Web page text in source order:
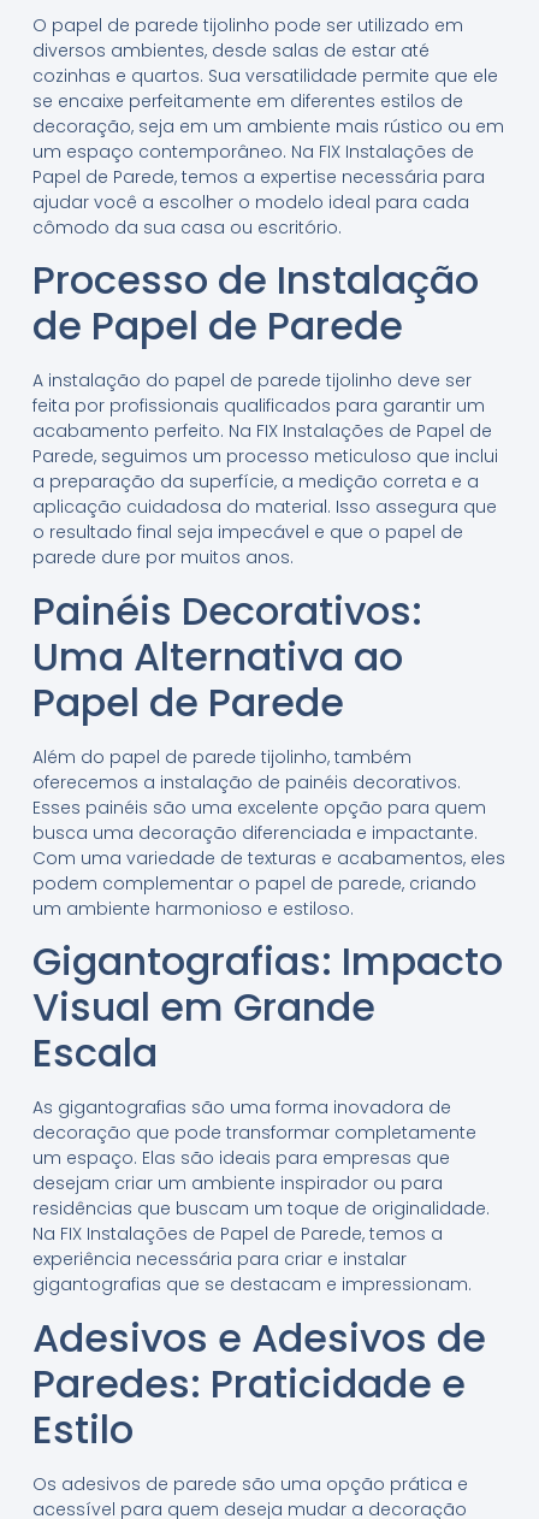
O papel de parede tijolinho pode ser utilizado em
diversos ambientes, desde salas de estar até
cozinhas e quartos. Sua versatilidade permite que ele
se encaixe perfeitamente em diferentes estilos de
decoração, seja em um ambiente mais rústico ou em
um espaço contemporâneo. Na FIX Instalações de
Papel de Parede, temos a expertise necessária para
ajudar você a escolher o modelo ideal para cada
cômodo da sua casa ou escritório.
Processo de Instalação
de Papel de Parede
A instalação do papel de parede tijolinho deve ser
feita por profissionais qualificados para garantir um
acabamento perfeito. Na FIX Instalações de Papel de
Parede, seguimos um processo meticuloso que inclui
a preparação da superfície, a medição correta e a
aplicação cuidadosa do material. Isso assegura que
o resultado final seja impecável e que o papel de
parede dure por muitos anos.
Painéis Decorativos:
Uma Alternativa ao
Papel de Parede
Além do papel de parede tijolinho, também
oferecemos a instalação de painéis decorativos.
Esses painéis são uma excelente opção para quem
busca uma decoração diferenciada e impactante.
Com uma variedade de texturas e acabamentos, eles
podem complementar o papel de parede, criando
um ambiente harmonioso e estiloso.
Gigantografias: Impacto
Visual em Grande
Escala
As gigantografias são uma forma inovadora de
decoração que pode transformar completamente
um espaço. Elas são ideais para empresas que
desejam criar um ambiente inspirador ou para
residências que buscam um toque de originalidade.
Na FIX Instalações de Papel de Parede, temos a
experiência necessária para criar e instalar
gigantografias que se destacam e impressionam.
Adesivos e Adesivos de
Paredes: Praticidade e
Estilo
Os adesivos de parede são uma opção prática e
acessível para quem deseja mudar a decoração